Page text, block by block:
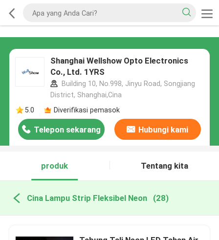
Shanghai Wellshow Opto Electronics
Co., Ltd. 1YRS
Building 10, No.998, Jinyu Road, Songjiang
District, Shanghai,Cina
5.0
Diverifikasi pemasok
Telepon sekarang Hubungi kami
produk Tentang kita
Cina Lampu Strip Fleksibel Neon (28)